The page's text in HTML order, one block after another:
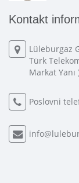
Kontakt
Lüleburgaz
Türk
Markat
Poslovni